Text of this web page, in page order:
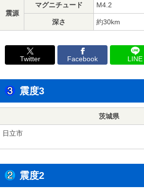
震源
マグニチュード M4.2
深さ 約30km
Twitter Facebook LINE
震度3
茨城県
日立市
震度2